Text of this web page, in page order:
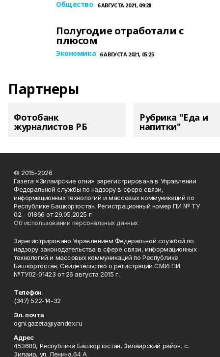
Общество 6 АВГУСТА 2021, 09:28
Полугодие отработали с
плюсом
Экономика 6 АВГУСТА 2021, 05:25
Партнеры
Фотобанк
журналистов РБ
Рубрика "Еда и
напитки"
© 2015-2026
Газета «Зилаирские огни» зарегистрирована в Управлении
Федеральной службы по надзору в сфере связи,
информационных технологий и массовых коммуникаций по
Республике Башкортостан. Регистрационный номер ПИ № ТУ
02 - 01866 от 29.05.2025 г.
Об использовании персональных данных
Зарегистрировано Управлением Федеральной службой по
надзору законодательства в сфере связи, информационных
технологий и массовых коммуникаций по Республике
Башкортостан. Свидетельство о регистрации СМИ: ПИ
№ТУ02-01423 от 26 августа 2015 г.
Телефон
(347) 522-14-32
Эл. почта
ogni.gazeta@yandex.ru
Адрес
453680, Республика Башкортостан, Зилаирский район, с.
Зилаир, ул. Ленина,64 А